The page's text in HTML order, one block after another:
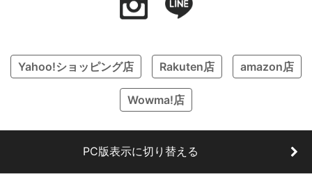
Yahoo!ショッピング店 Rakuten店 amazon店
Wowma!店
PC版表示に切り替える